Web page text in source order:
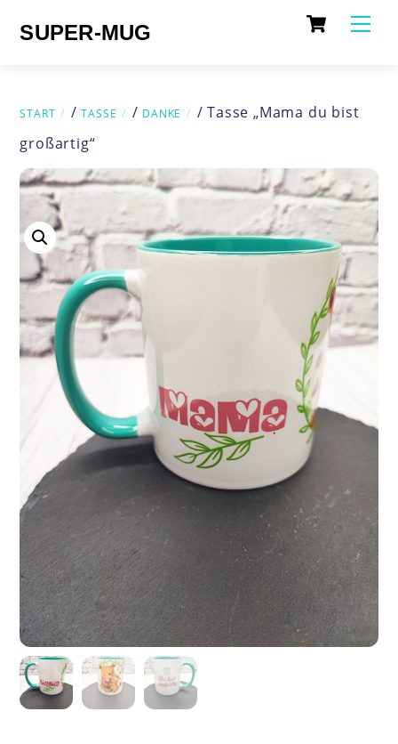
Cart
SUPER-MUG
START /TASSE / DANKE
/ Tasse „Mama du bist
großartig“